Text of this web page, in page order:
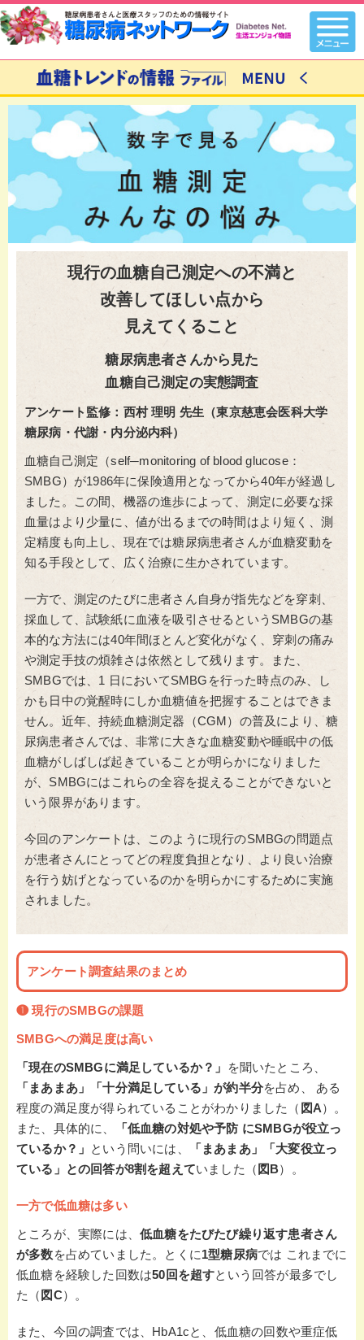
現行の血糖自己測定への不満と
改善してほしい点から
見えてくること
糖尿病患者さんから見た
血糖自己測定の実態調査
アンケート監修：西村 理明 先生（東京慈恵会医科大学
糖尿病・代謝・内分泌内科）
血糖自己測定（self─monitoring of blood glucose：
SMBG）が1986年に保険適用となってから40年が経過し
ました。この間、機器の進歩によって、測定に必要な採
血量はより少量に、値が出るまでの時間はより短く、測
定精度も向上し、現在では糖尿病患者さんが血糖変動を
知る手段として、広く治療に生かされています。
一方で、測定のたびに患者さん自身が指先などを穿刺、
採血して、試験紙に血液を吸引させるというSMBGの基
本的な方法には40年間ほとんど変化がなく、穿刺の痛み
や測定手技の煩雑さは依然として残ります。また、
SMBGでは、1 日においてSMBGを行った時点のみ、し
かも日中の覚醒時にしか血糖値を把握することはできま
せん。近年、持続血糖測定器（CGM）の普及により、糖
尿病患者さんでは、非常に大きな血糖変動や睡眠中の低
血糖がしばしば起きていることが明らかになりました
が、SMBGにはこれらの全容を捉えることができないと
いう限界があります。
今回のアンケートは、このように現行のSMBGの問題点
が患者さんにとってどの程度負担となり、より良い治療
を行う妨げとなっているのかを明らかにするために実施
されました。
アンケート調査結果のまとめ
❶ 現行のSMBGの課題
SMBGへの満足度は高い
「現在のSMBGに満足しているか？」
を聞いたところ、
「まあまあ」「十分満足している」が約半分を占め、 ある
程度の満足度が得られていることがわかりました（ 図A）。
また、具体的に、
「低血糖の対処や予防 にSMBGが役立っ
ているか？」 という問いには、
「まあまあ」「大変役立っ
ている」との回答が8割を超えていました（ 図B）。
一方で低血糖は多い
ところが、実際には、 低血糖をたびたび繰り返す患者さん
が多数を占めていました。とくに1型糖尿病では これまでに
低血糖を経験した回数は50回を超すという回答が最多でし
た（ 図C）。
また、今回の調査では、HbA1cと、低血糖の回数や重症低